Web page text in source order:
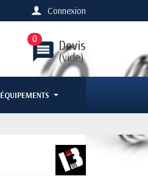
Connexion
message Devis
(vide)
0
ÉQUIPEMENTS